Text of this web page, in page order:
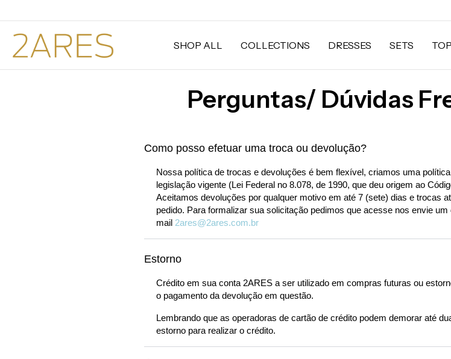
SHOP ALL COLLECTIONS DRESSES SETS
Perguntas/ Dúvidas
Como posso efetuar uma troca ou devolução?
Nossa política de trocas e devoluções é bem flexível, criamos uma
legislação vigente (Lei Federal no 8.078, de 1990, que deu origem ao
Aceitamos devoluções por qualquer motivo em até 7 (sete) dias e trocas
pedido. Para formalizar sua solicitação pedimos que acesse nos envie
mail 2ares@2ares.com.br
Estorno
Crédito em sua conta 2ARES a ser utilizado em compras futuras ou
o pagamento da devolução em questão.
Lembrando que as operadoras de cartão de crédito podem demorar até
estorno para realizar o crédito.